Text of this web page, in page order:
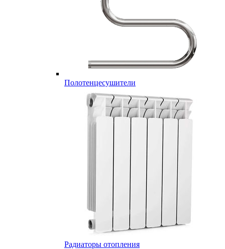
Полотенцесушители
Радиаторы отопления